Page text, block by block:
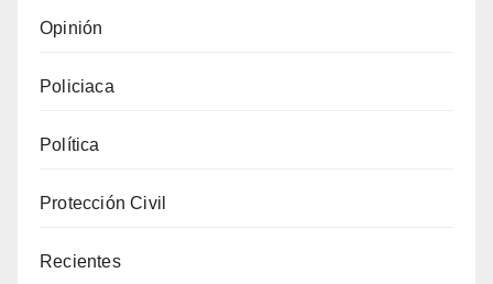
Opinión
Policiaca
Política
Protección Civil
Recientes